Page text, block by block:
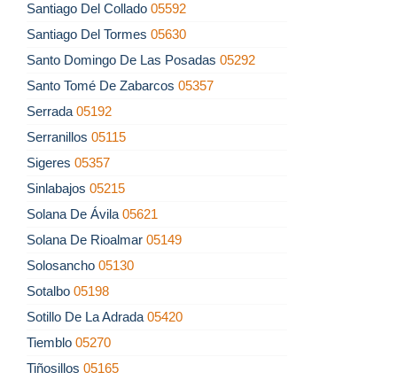
Santiago Del Collado 05592
Santiago Del Tormes 05630
Santo Domingo De Las Posadas 05292
Santo Tomé De Zabarcos 05357
Serrada 05192
Serranillos 05115
Sigeres 05357
Sinlabajos 05215
Solana De Ávila 05621
Solana De Rioalmar 05149
Solosancho 05130
Sotalbo 05198
Sotillo De La Adrada 05420
Tiemblo 05270
Tiñosillos 05165